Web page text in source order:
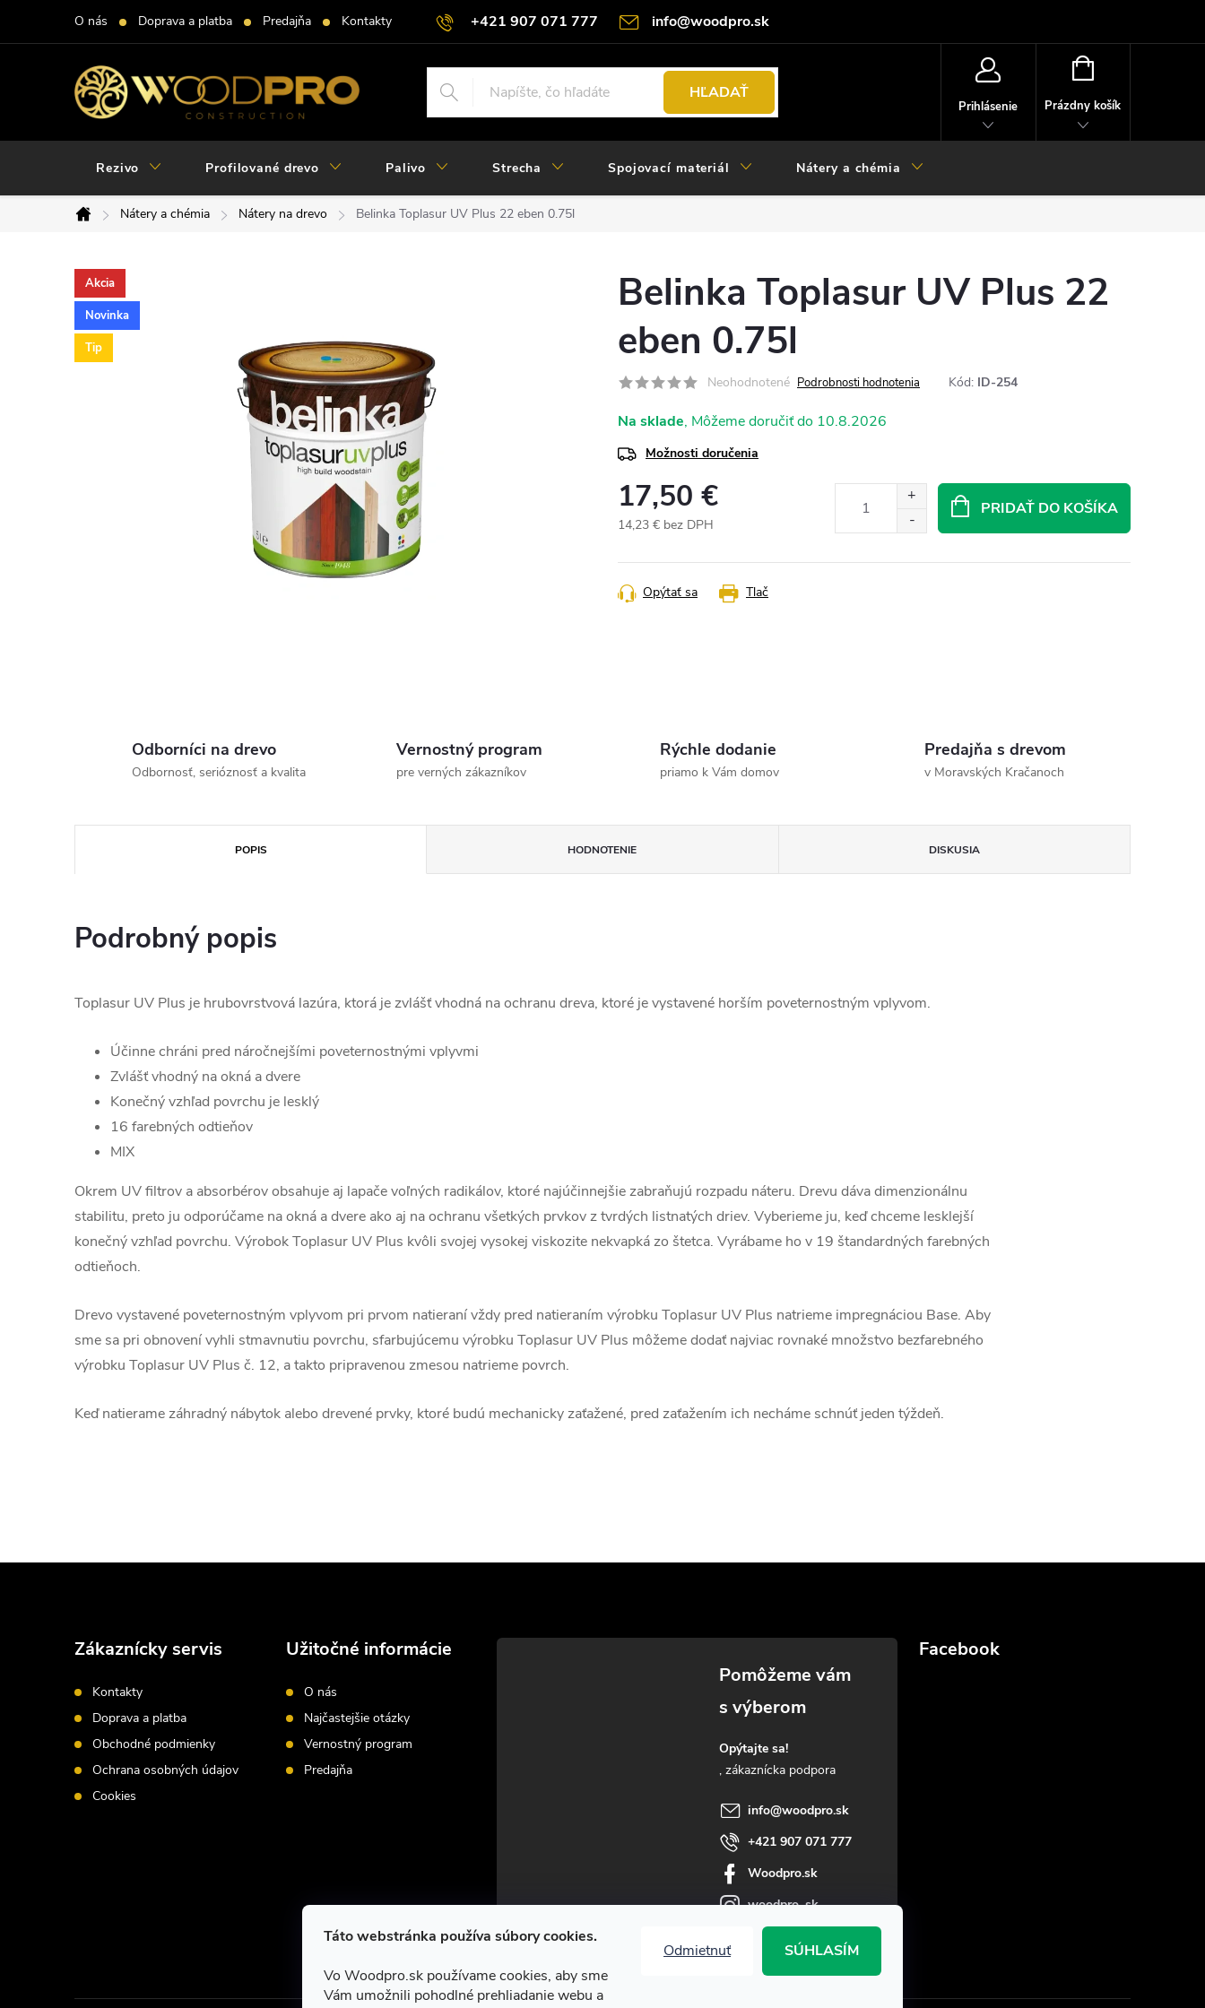
Táto webstránka používa súbory cookies.
Vo Woodpro.sk používame cookies, aby sme
Vám umožnili pohodlné prehliadanie webu a
Odmietnuť SÚHLASÍM
+421 907 071 777 info@woodpro.sk
O nás Doprava a platba Predajňa Kontakty
HĽADAŤ
Prihlásenie
NÁKUPNÝ
Prázdny košík
Rezivo Profilované drevo Palivo Strecha Spojovací materiál Nátery a chémia
Domov
Nátery a chémia Nátery na drevo Belinka Toplasur UV Plus 22 eben 0.75l
Akcia
Novinka
Tip
Belinka Toplasur UV Plus 22
eben 0.75l
Neohodnotené Podrobnosti hodnotenia Kód: ID-254
Na sklade 10.8.2026
Možnosti doručenia
17,50 €
14,23 € bez DPH
cena:
PRIDAŤ DO KOŠÍKA
Tlač
Opýtať sa
Odborníci na drevo
Odbornosť, serióznosť a kvalita
Vernostný program
pre verných zákazníkov
Rýchle dodanie
priamo k Vám domov
Predajňa s drevom
v Moravských Kračanoch
POPIS HODNOTENIE DISKUSIA
Podrobný popis
Toplasur UV Plus je hrubovrstvová lazúra, ktorá je zvlášť vhodná na ochranu dreva, ktoré je vystavené horším poveternostným vplyvom.
Účinne chráni pred náročnejšími poveternostnými vplyvmi
Zvlášť vhodný na okná a dvere
Konečný vzhľad povrchu je lesklý
16 farebných odtieňov
MIX
Okrem UV filtrov a absorbérov obsahuje aj lapače voľných radikálov, ktoré najúčinnejšie zabraňujú rozpadu náteru. Drevu dáva dimenzionálnu
stabilitu, preto ju odporúčame na okná a dvere ako aj na ochranu všetkých prvkov z tvrdých listnatých driev. Vyberieme ju, keď chceme lesklejší
konečný vzhľad povrchu. Výrobok Toplasur UV Plus kvôli svojej vysokej viskozite nekvapká zo štetca. Vyrábame ho v 19 štandardných farebných
odtieňoch.
Drevo vystavené poveternostným vplyvom pri prvom natieraní vždy pred natieraním výrobku Toplasur UV Plus natrieme impregnáciou Base. Aby
sme sa pri obnovení vyhli stmavnutiu povrchu, sfarbujúcemu výrobku Toplasur UV Plus môžeme dodať najviac rovnaké množstvo bezfarebného
výrobku Toplasur UV Plus č. 12, a takto pripravenou zmesou natrieme povrch.
Keď natierame záhradný nábytok alebo drevené prvky, ktoré budú mechanicky zaťažené, pred zaťažením ich necháme schnúť jeden týždeň.
Zákaznícky servis
Kontakty
Doprava a platba
Obchodné podmienky
Ochrana osobných údajov
Cookies
Užitočné informácie
O nás
Najčastejšie otázky
Vernostný program
Predajňa
Opýtajte sa!
info@woodpro.sk
+421 907 071 777
Woodpro.sk
woodpro_sk
Facebook